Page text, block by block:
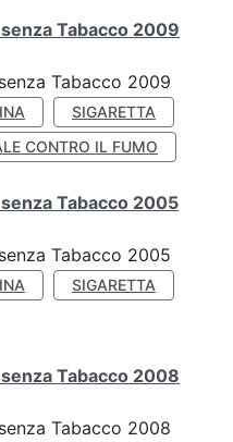
Tabacco 2009
Tabacco 2009
SIGARETTA
CONTRO IL FUMO
Tabacco 2005
Tabacco 2005
SIGARETTA
Tabacco 2008
Tabacco 2008